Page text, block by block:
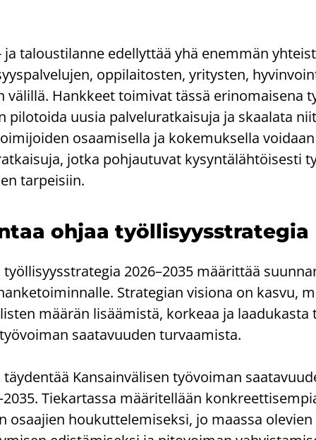
ja ta­lous­ti­lan­ne edel­lyt­tää yhä enem­män
op­pi­lai­tos­ten, yri­tys­ten,
vä­lil­lä. Hank­keet toi­mi­vat tässä erin­omai­se­na
pi­lo­toi­da uusia pal­ve­lu­rat­kai­su­ja ja skaa­la­ta
osaa­mi­sel­la ja ko­ke­muk­sel­la
jotka poh­jau­tu­vat ky­syn­tä­läh­töi­ses­ti
tar­pei­siin.
ohjaa työl­li­syys­stra­te­gia
2026–2035 mää­rit­tää
Stra­te­gian vi­sio­na on kasvu,
mää­rän li­sää­mis­tä, kor­ke­aa ja
saa­ta­vuu­den tur­vaa­mis­ta.
täy­den­tää Kan­sain­vä­li­sen työ­voi­man
Tie­kar­tas­sa mää­ri­tel­lään
osaa­jien hou­kut­te­le­mi­sek­si, jo maas­sa